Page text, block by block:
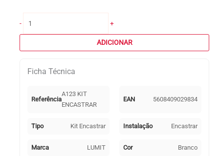
-
de
para
emergência
+
ADICIONAR
Ficha Técnica
Referência
A123 KIT
ENCASTRAR
EAN 5608409029834
Tipo Kit Encastrar Instalação Encastrar
Marca LUMIT Cor Branco